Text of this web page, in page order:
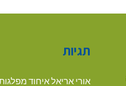
תגיות
אורי אריאלאיחוד